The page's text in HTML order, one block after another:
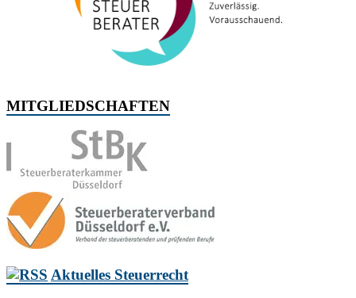
MITGLIEDSCHAFTEN
Aktuelles Steuerrecht